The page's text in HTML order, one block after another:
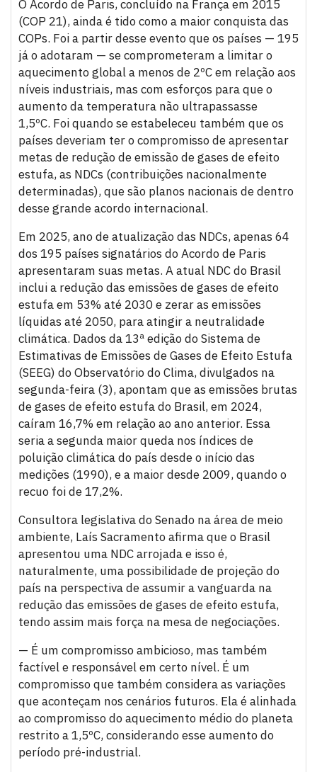
O Acordo de Paris, concluído na França em 2015
(COP 21), ainda é tido como a maior conquista das
COPs. Foi a partir desse evento que os países — 195
já o adotaram — se comprometeram a limitar o
aquecimento global a menos de 2ºC em relação aos
níveis industriais, mas com esforços para que o
aumento da temperatura não ultrapassasse
1,5ºC. Foi quando se estabeleceu também que os
países deveriam ter o compromisso de apresentar
metas de redução de emissão de gases de efeito
estufa, as NDCs (contribuições nacionalmente
determinadas), que são planos nacionais de dentro
desse grande acordo internacional.
Em 2025, ano de atualização das NDCs, apenas 64
dos 195 países signatários do Acordo de Paris
apresentaram suas metas. A atual NDC do Brasil
inclui a redução das emissões de gases de efeito
estufa em 53% até 2030 e zerar as emissões
líquidas até 2050, para atingir a neutralidade
climática. Dados da 13ª edição do Sistema de
Estimativas de Emissões de Gases de Efeito Estufa
(SEEG) do Observatório do Clima, divulgados na
segunda-feira (3), apontam que as emissões brutas
de gases de efeito estufa do Brasil, em 2024,
caíram 16,7% em relação ao ano anterior. Essa
seria a segunda maior queda nos índices de
poluição climática do país desde o início das
medições (1990), e a maior desde 2009, quando o
recuo foi de 17,2%.
Consultora legislativa do Senado na área de meio
ambiente, Laís Sacramento afirma que o Brasil
apresentou uma NDC arrojada e isso é,
naturalmente, uma possibilidade de projeção do
país na perspectiva de assumir a vanguarda na
redução das emissões de gases de efeito estufa,
tendo assim mais força na mesa de negociações.
— É um compromisso ambicioso, mas também
factível e responsável em certo nível. É um
compromisso que também considera as variações
que aconteçam nos cenários futuros. Ela é alinhada
ao compromisso do aquecimento médio do planeta
restrito a 1,5ºC, considerando esse aumento do
período pré-industrial.